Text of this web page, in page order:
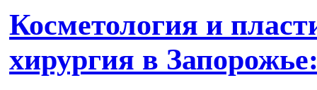
Косметология и
хирургия в